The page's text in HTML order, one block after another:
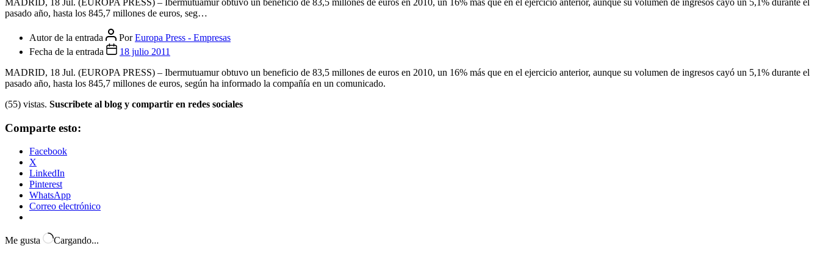
Cerrar el menú
FOROS
INICIAR SESION
Categorías
Empresas
Economía/Empresas.- Ibermutuamur obtuvo un beneficio de 83,5 millones en 2010, un 16% más
MADRID, 18 Jul. (EUROPA PRESS) – Ibermutuamur obtuvo un beneficio de 83,5 millones de euros en 2010, un 16% más que en el ejercicio anterior, aunque su volumen de ingresos cayó un 5,1% durante el
pasado año, hasta los 845,7 millones de euros, seg…
Fecha de la entrada